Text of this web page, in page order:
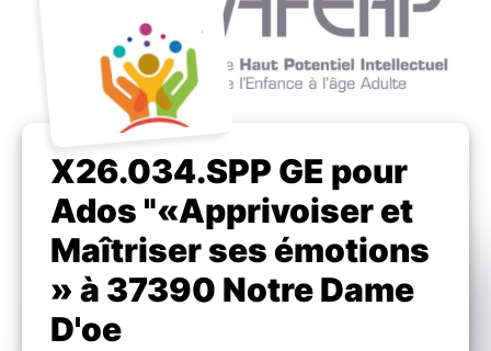
X26.034.SPP GE pour
Ados "«Apprivoiser et
Maîtriser ses émotions
» à 37390 Notre Dame
D'oe